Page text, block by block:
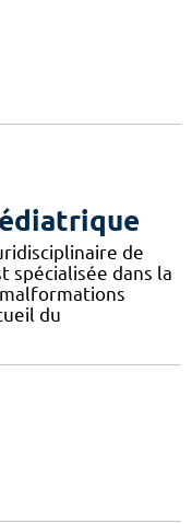
de
spécialisée dans la
du